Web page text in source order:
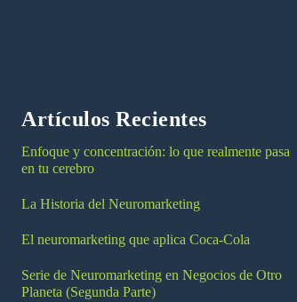
Artículos Recientes
Enfoque y concentración: lo que realmente pasa
en tu cerebro
La Historia del Neuromarketing
El neuromarketing que aplica Coca-Cola
Serie de Neuromarketing en Negocios de Otro
Planeta (Segunda Parte)